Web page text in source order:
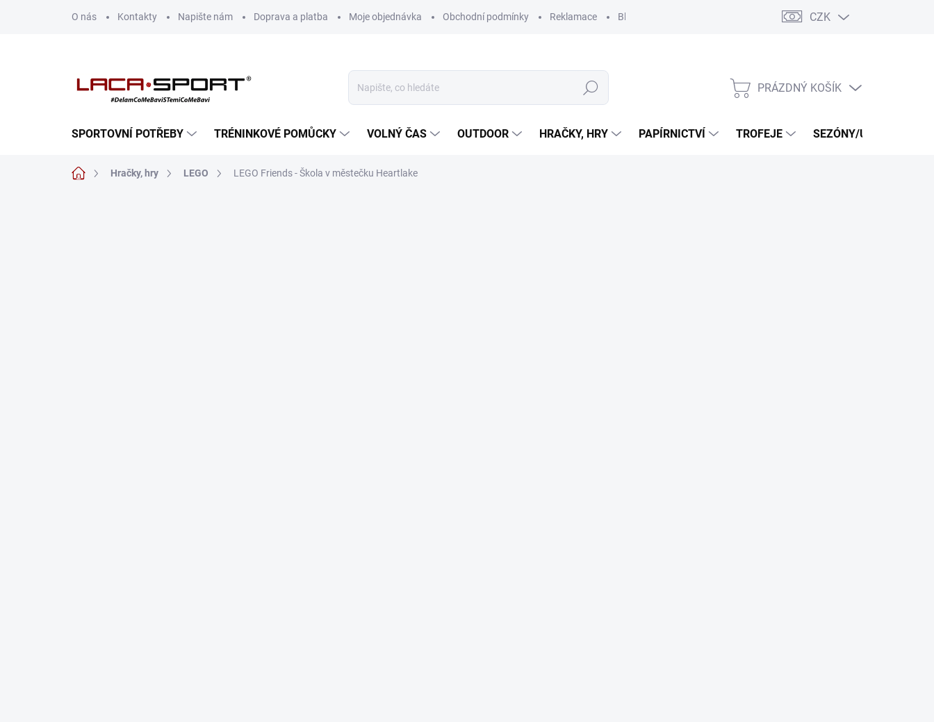
O nás Kontakty Napište nám Doprava a platba Moje objednávka Obchodní podmínky Reklamace Blog CZK
Hledat
NÁKUPNÍ
PRÁZDNÝ KOŠÍK
SPORTOVNÍ POTŘEBY TRÉNINKOVÉ POMŮCKY VOLNÝ ČAS OUTDOOR HRAČKY, HRY PAPÍRNICTVÍ TROFEJE SEZÓNY/UDÁLOSTI
Domů Hračky, hry LEGO LEGO Friends - Škola v městečku Heartlake